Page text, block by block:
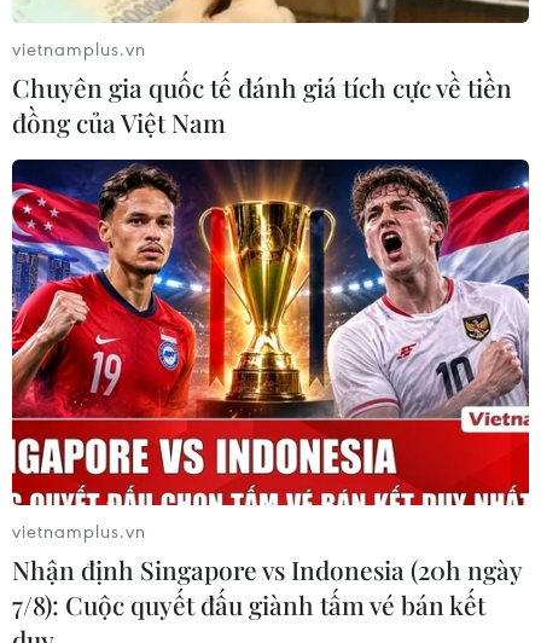
vietnamplus.vn
Chuyên gia quốc tế đánh giá tích cực về tiền
đồng của Việt Nam
vietnamplus.vn
Nhận định Singapore vs Indonesia (20h ngày
7/8): Cuộc quyết đấu giành tấm vé bán kết